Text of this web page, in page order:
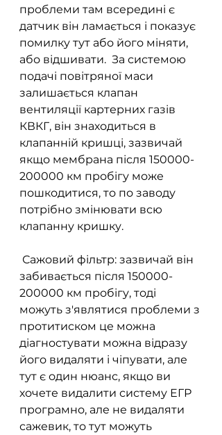
проблеми там всередині є
датчик він ламається і показує
помилку тут або його міняти,
або відшивати.  За системою
подачі повітряної маси
залишається клапан
вентиляції картерних газів
КВКГ, він знаходиться в
клапанній кришці, зазвичай
якщо мембрана після 150000-
200000 км пробігу може
пошкодитися, то по заводу
потрібно змінювати всю
клапанну кришку.
забивається після 150000-
200000 км пробігу, тоді
можуть з'являтися проблеми з
протитиском це можна
діагностувати можна відразу
його видаляти і чіпувати, але
тут є один нюанс, якщо ви
хочете видалити систему ЕГР
програмно, але не видаляти
сажевик, то тут можуть